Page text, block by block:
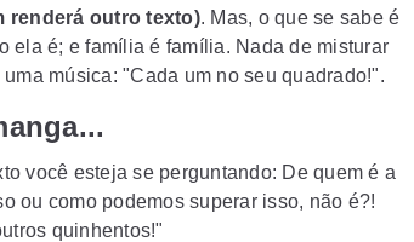
renderá outro texto). Mas, o que se sabe é
ela é; e família é família. Nada de misturar
música: "Cada um no seu quadrado!".
você esteja se perguntando: De quem é a
ou como podemos superar isso, não é?!
quinhentos!"